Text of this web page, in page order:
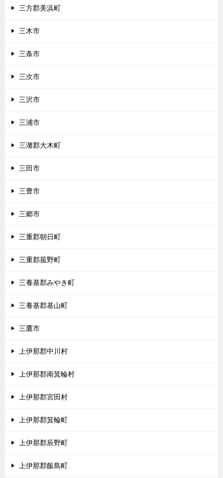
三方郡美浜町
三木市
三条市
三次市
三沢市
三浦市
三潴郡大木町
三田市
三豊市
三郷市
三重郡朝日町
三重郡菰野町
三養基郡みやき町
三養基郡基山町
三鷹市
上伊那郡中川村
上伊那郡南箕輪村
上伊那郡宮田村
上伊那郡箕輪町
上伊那郡辰野町
上伊那郡飯島町